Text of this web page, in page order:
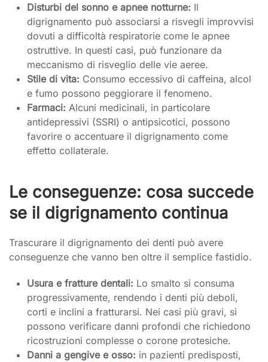
Disturbi del sonno e apnee notturne: Il
digrignamento può associarsi a risvegli improvvisi
dovuti a difficoltà respiratorie come le apnee
ostruttive. In questi casi, può funzionare da
meccanismo di risveglio delle vie aeree.
Stile di vita: Consumo eccessivo di caffeina, alcol
e fumo possono peggiorare il fenomeno.
Farmaci: Alcuni medicinali, in particolare
antidepressivi (SSRI) o antipsicotici, possono
favorire o accentuare il digrignamento come
effetto collaterale.
Le conseguenze: cosa succede
se il digrignamento continua
Trascurare il digrignamento dei denti può avere
conseguenze che vanno ben oltre il semplice fastidio.
Usura e fratture dentali: Lo smalto si consuma
progressivamente, rendendo i denti più deboli,
corti e inclini a fratturarsi. Nei casi più gravi, si
possono verificare danni profondi che richiedono
ricostruzioni complesse o corone protesiche.
Danni a gengive e osso: in pazienti predisposti,